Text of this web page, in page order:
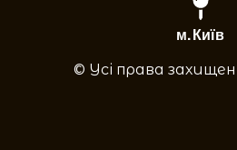
м. Київ
© Усі права